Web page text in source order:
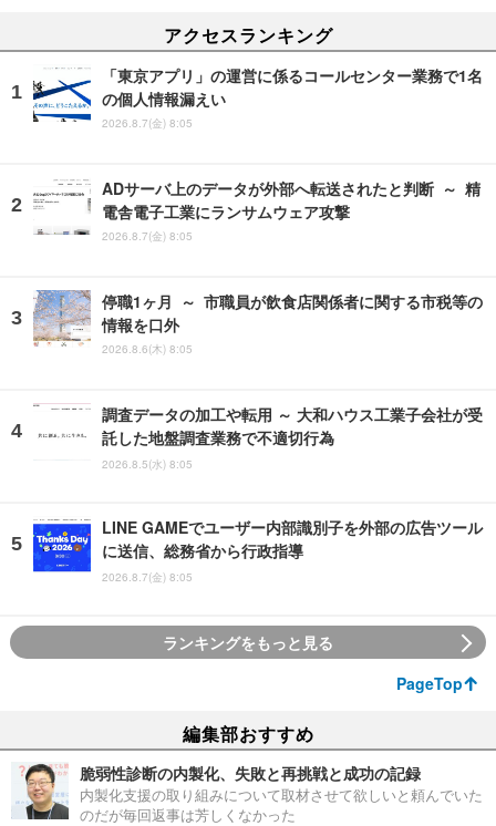
アクセスランキング
「東京アプリ」の運営に係るコールセンター業務で1名
の個人情報漏えい
2026.8.7(金) 8:05
ADサーバ上のデータが外部へ転送されたと判断 ～ 精
電舎電子工業にランサムウェア攻撃
2026.8.7(金) 8:05
停職1ヶ月 ～ 市職員が飲食店関係者に関する市税等の
情報を口外
2026.8.6(木) 8:05
調査データの加工や転用 ～ 大和ハウス工業子会社が受
託した地盤調査業務で不適切行為
2026.8.5(水) 8:05
LINE GAMEでユーザー内部識別子を外部の広告ツール
に送信、総務省から行政指導
2026.8.7(金) 8:05
ランキングをもっと見る
PageTop
編集部おすすめ
脆弱性診断の内製化、失敗と再挑戦と成功の記録
内製化支援の取り組みについて取材させて欲しいと頼んでいた
のだが毎回返事は芳しくなかった